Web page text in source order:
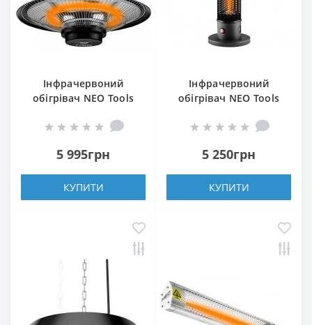
Інфрачервоний
обігрівач NEO Tools
5 995грн
КУПИТИ
Інфрачервоний
обігрівач NEO Tools
5 250грн
КУПИТИ